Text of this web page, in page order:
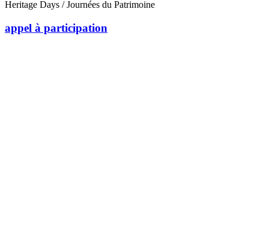
Heritage Days / Journées du Patrimoine
appel à participation